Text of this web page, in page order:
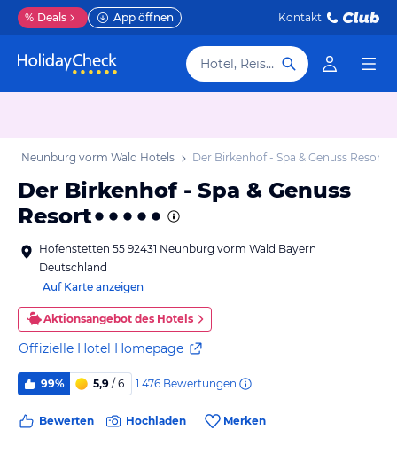
% Deals App öffnen Kontakt
Hotel, Reiseziel
Neunburg vorm Wald Hotels Der Birkenhof - Spa & Genuss Resort
Der Birkenhof - Spa & Genuss
Resort
Hofenstetten 55 92431 Neunburg vorm Wald Bayern
Deutschland
Auf Karte anzeigen
Aktionsangebot des Hotels
Offizielle Hotel Homepage
99% 5,9 / 6 1.476 Bewertungen
Bewerten Hochladen Merken